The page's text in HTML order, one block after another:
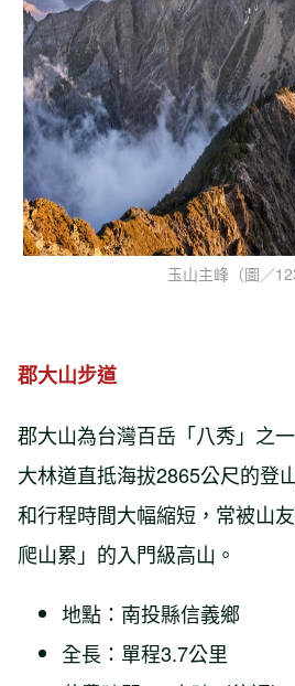
玉山主峰（圖／
郡大山步道
郡大山為台灣百岳「八秀」之
大林道直抵海拔2865公尺的登
和行程時間大幅縮短，常被山
爬山累」的入門級高山。
地點：南投縣信義鄉
全長：單程3.7公里